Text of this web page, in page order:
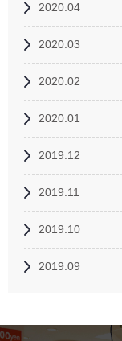
2020.04
2020.03
2020.02
2020.01
2019.12
2019.11
2019.10
2019.09